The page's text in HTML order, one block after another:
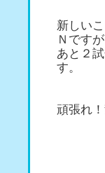
新しい
Ｎですが
あと２
す。
頑張れ